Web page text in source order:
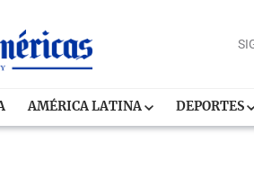
AMÉRICA LATINA DEPORTES